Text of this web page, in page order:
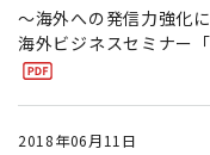
〜海外への発信力強化
海外ビジネスセミナー
2018年06月11日